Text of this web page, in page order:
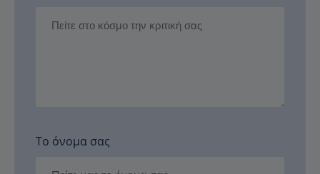
Το όνομα σας